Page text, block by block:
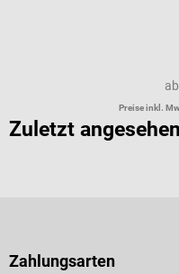
ab
Preise inkl.
Zuletzt angesehen
Zahlungsarten